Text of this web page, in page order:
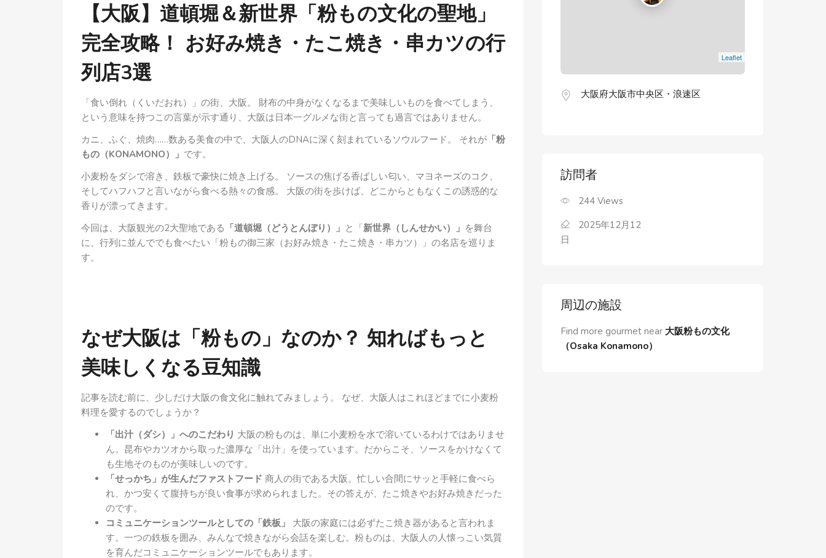
【大阪】道頓堀＆新世界「粉もの文化の聖地」
完全攻略！ お好み焼き・たこ焼き・串カツの行
列店3選
「食い倒れ（くいだおれ）」の街、大阪。 財布の中身がなくなるまで美味しいものを食べてしまう、
という意味を持つこの言葉が示す通り、大阪は日本一グルメな街と言っても過言ではありません。
カニ、ふぐ、焼肉……数ある美食の中で、大阪人のDNAに深く刻まれているソウルフード。 それが 「粉
もの（KONAMONO）」 です。
小麦粉をダシで溶き、鉄板で豪快に焼き上げる。 ソースの焦げる香ばしい匂い、マヨネーズのコク、
そしてハフハフと言いながら食べる熱々の食感。 大阪の街を歩けば、どこからともなくこの誘惑的な
香りが漂ってきます。
今回は、大阪観光の2大聖地である 「道頓堀（どうとんぼり）」 と「新世界（しんせかい）」 を舞台
に、行列に並んででも食べたい「粉もの御三家（お好み焼き・たこ焼き・串カツ）」の名店を巡りま
す。
なぜ大阪は「粉もの」なのか？ 知ればもっと
美味しくなる豆知識
記事を読む前に、少しだけ大阪の食文化に触れてみましょう。 なぜ、大阪人はこれほどまでに小麦粉
料理を愛するのでしょうか？
「出汁（ダシ）」へのこだわり 大阪の粉ものは、単に小麦粉を水で溶いているわけではありませ
ん。昆布やカツオから取った濃厚な「出汁」を使っています。だからこそ、ソースをかけなくて
も生地そのものが美味しいのです。
「せっかち」が生んだファストフード 商人の街である大阪。忙しい合間にサッと手軽に食べら
れ、かつ安くて腹持ちが良い食事が求められました。その答えが、たこ焼きやお好み焼きだった
のです。
コミュニケーションツールとしての「鉄板」
大阪の家庭には必ずたこ焼き器があると言われま
す。一つの鉄板を囲み、みんなで焼きながら会話を楽しむ。粉ものは、大阪人の人懐っこい気質
を育んだコミュニケーションツールでもあります。
Leaflet
大阪府大阪市中央区・浪速区
訪問者
244 Views
2025年12月12
日
周辺の施設
Find more gourmet near 大阪粉もの文化
（Osaka Konamono）